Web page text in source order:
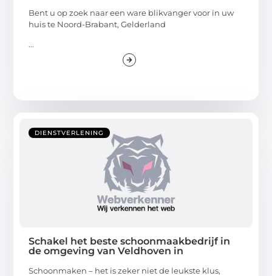
Bent u op zoek naar een ware blikvanger voor in uw
huis te Noord-Brabant, Gelderland
...
DIENSTVERLENING
Schakel het beste schoonmaakbedrijf in
de omgeving van Veldhoven in
Schoonmaken – het is zeker niet de leukste klus,